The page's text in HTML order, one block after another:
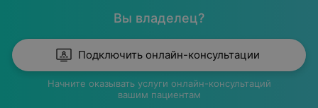
проконсультирует о состоянии зубов, расскажет
правила ухода, если необходимо, порекомендует
дальнейшее лечение.
Вы владелец?
Подключить онлайн-консультации
Начните оказывать услуги онлайн-консультаций
вашим пациентам